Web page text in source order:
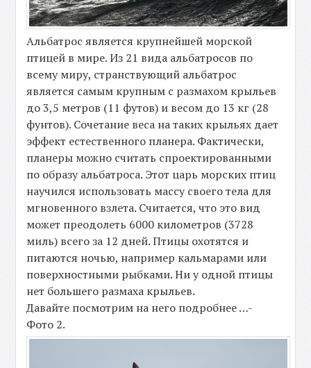
Альбатрос является крупнейшей морской
птицей в мире. Из 21 вида альбатросов по
всему миру, странствующий альбатрос
является самым крупным с размахом крыльев
до 3,5 метров (11 футов) и весом до 13 кг (28
фунтов). Сочетание веса на таких крыльях дает
эффект естественного планера. Фактически,
планеры можно считать спроектированными
по образу альбатроса. Этот царь морских птиц
научился использовать массу своего тела для
мгновенного взлета. Считается, что это вид
может преодолеть 6000 километров (3728
миль) всего за 12 дней. Птицы охотятся и
питаются ночью, например кальмарами или
поверхностными рыбками. Ни у одной птицы
нет большего размаха крыльев.
Давайте посмотрим на него подробнее …-
Фото 2.